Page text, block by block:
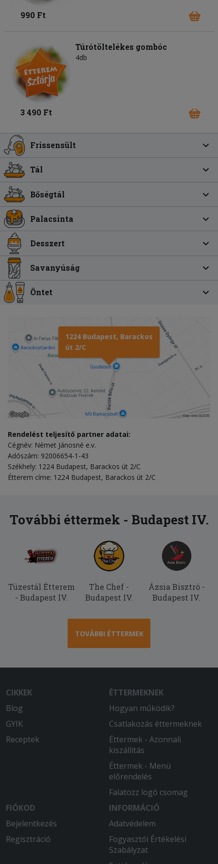
990 Ft
Túrótöltelékes gombóc
4db
3 490 Ft
Frissensült
Tál
Bőségtál
Palacsinta
Desszert
Savanyúság
Öntet
1224 Budapest, Barackos
út 2/C
Rendelést teljesítő partner adatai:
Cégnév: Német Jánosné e.v.
Adószám: 92006654-1-43
Székhely: 1224 Budapest, Barackos út 2/C
Étterem címe: 1224 Budapest, Barackos út 2/C
További éttermek - Budapest IV.
Tüzestál Étterem
- Budapest IV.
The Chef -
Budapest IV.
Ázsia Bisztró -
Budapest IV.
TOVÁBBI ÉTTERMEK
CIKKEK
Blog
GYIK
Receptek
ÉTTERMEKNEK
Hogyan működik?
Csatlakozás éttermeknek
Éttermek - Azonnali
kiszállítás
Éttermek - Menü
előrendelés
Falatozz logó csomag
FIÓKOD
Bejelentkezés
Regisztráció
INFORMÁCIÓ
Adatvédelem
Fogyasztói Értékelési
Szabályzat